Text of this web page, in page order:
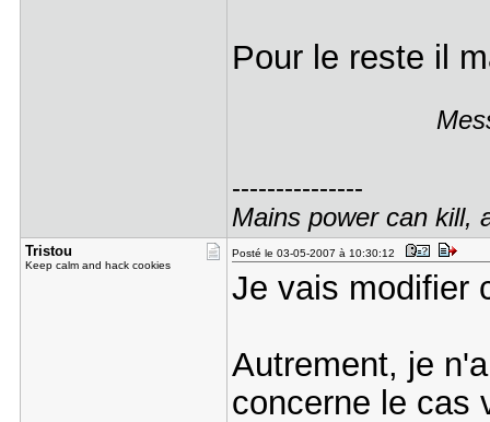
Pour le reste il
---------------
Mains power can kill,
Tristou
Keep calm and hack cookies
Posté le 03-05-2007 à 10:30:12
Je vais modifier
Autrement, je
concerne le cas